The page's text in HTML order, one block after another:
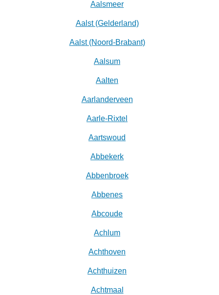
Aalsmeer
Aalst (Gelderland)
Aalst (Noord-Brabant)
Aalsum
Aalten
Aarlanderveen
Aarle-Rixtel
Aartswoud
Abbekerk
Abbenbroek
Abbenes
Abcoude
Achlum
Achthoven
Achthuizen
Achtmaal